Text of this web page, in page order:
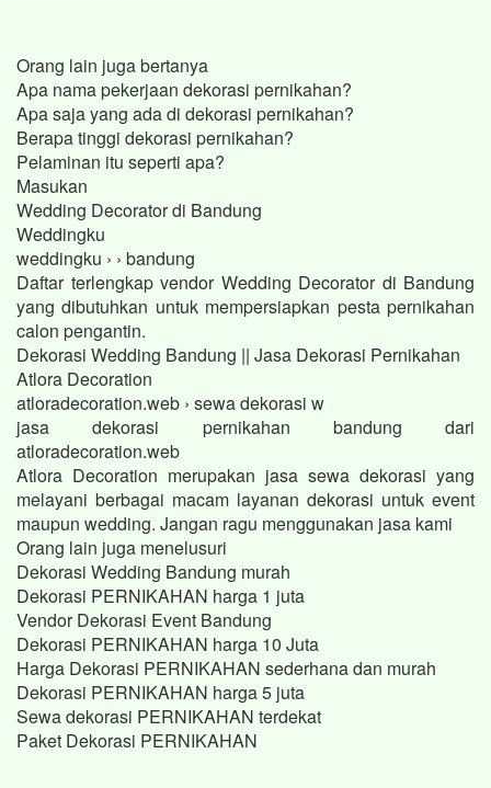
Orang lain juga bertanya
Apa nama pekerjaan dekorasi pernikahan?
Apa saja yang ada di dekorasi pernikahan?
Berapa tinggi dekorasi pernikahan?
Pelaminan itu seperti apa?
Masukan
Wedding Decorator di Bandung
Weddingku
weddingku › › bandung
Daftar terlengkap vendor Wedding Decorator di Bandung
yang dibutuhkan untuk mempersiapkan pesta pernikahan
calon pengantin.
Dekorasi Wedding Bandung || Jasa Dekorasi Pernikahan
Atlora Decoration
atloradecoration.web › sewa dekorasi w
jasa dekorasi pernikahan bandung dari
atloradecoration.web
Atlora Decoration merupakan jasa sewa dekorasi yang
melayani berbagai macam layanan dekorasi untuk event
maupun wedding. Jangan ragu menggunakan jasa kami
Orang lain juga menelusuri
Dekorasi Wedding Bandung murah
Dekorasi PERNIKAHAN harga 1 juta
Vendor Dekorasi Event Bandung
Dekorasi PERNIKAHAN harga 10 Juta
Harga Dekorasi PERNIKAHAN sederhana dan murah
Dekorasi PERNIKAHAN harga 5 juta
Sewa dekorasi PERNIKAHAN terdekat
Paket Dekorasi PERNIKAHAN